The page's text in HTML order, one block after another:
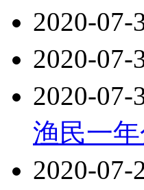
2020-07-
2020-07-
2020-07-
渔民一年
2020-07-